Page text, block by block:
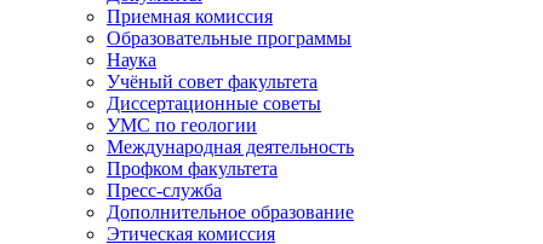
Приемная комиссия
Образовательные программы
Наука
Учёный совет факультета
Диссертационные советы
УМС по геологии
Международная деятельность
Профком факультета
Пресс-служба
Дополнительное образование
Этическая комиссия